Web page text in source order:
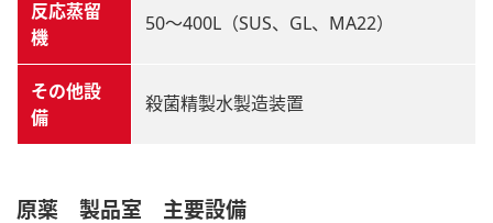
反応蒸留
機
50～400L（SUS、GL、MA22）
その他設
備
殺菌精製水製造装置
原薬 製品室 主要設備